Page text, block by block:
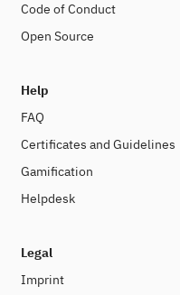
Code of Conduct
Open Source
Help
FAQ
Certificates and Guidelines
Gamification
Helpdesk
Legal
Imprint